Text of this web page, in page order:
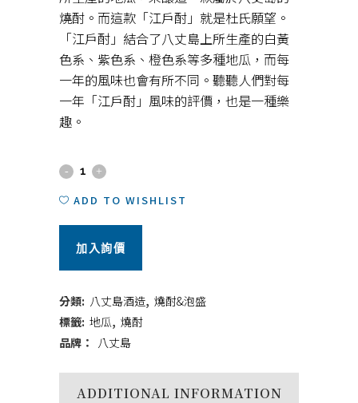
燒酎。而這款「江戶酎」就是杜氏願望。
「江戶酎」結合了八丈島上所生產的白黃
色系、紫色系、橙色系等多種地瓜，而每
一年的風味也會有所不同。聽聽人們對每
一年「江戶酎」風味的評價，也是一種樂
趣。
江
戶
酎
1800ml
ADD TO WISHLIST
加入詢價
分類: 八丈島酒造, 燒酎&泡盛
標籤: 地瓜, 燒酎
品牌：
八丈島
ADDITIONAL INFORMATION